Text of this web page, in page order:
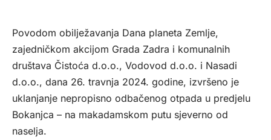
Povodom obilježavanja Dana planeta Zemlje,
zajedničkom akcijom Grada Zadra i komunalnih
društava Čistoća d.o.o., Vodovod d.o.o. i Nasadi
d.o.o., dana 26. travnja 2024. godine, izvršeno je
uklanjanje nepropisno odbačenog otpada u predjelu
Bokanjca – na makadamskom putu sjeverno od
naselja.